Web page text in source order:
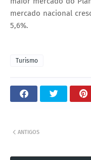
mercado nacional
5,6%.
Turismo
ANTIGOS